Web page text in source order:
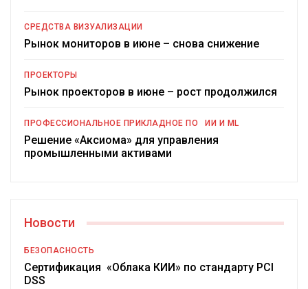
СРЕДСТВА ВИЗУАЛИЗАЦИИ
Рынок мониторов в июне – снова снижение
ПРОЕКТОРЫ
Рынок проекторов в июне – рост продолжился
ПРОФЕССИОНАЛЬНОЕ ПРИКЛАДНОЕ ПО ИИ И ML
Решение «Аксиома» для управления
промышленными активами
Новости
БЕЗОПАСНОСТЬ
Сертификация «Облака КИИ» по стандарту PCI
DSS